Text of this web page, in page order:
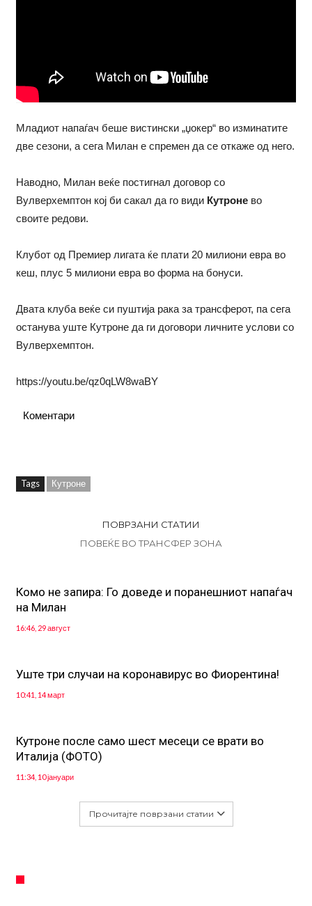
Младиот напаѓач беше вистински „џокер“ во изминатите
две сезони, а сега Милан е спремен да се откаже од него.
Наводно, Милан веќе постигнал договор со
Вулверхемптон кој би сакал да го види Кутронево
своите редови.
Клубот од Премиер лигата ќе плати 20 милиони евра во
кеш, плус 5 милиони евра во форма на бонуси.
Двата клуба веќе си пуштија рака за трансферот, па сега
останува уште Кутроне да ги договори личните услови со
Вулверхемптон.
https://youtu.be/qz0qLW8waBY
Коментари
Tags Кутроне
ПОВРЗАНИ СТАТИИ
ПОВЕЌЕ ВО ТРАНСФЕР ЗОНА
Комо не запира: Го доведе и поранешниот напаѓач
на Милан
16:46, 29 август
Уште три случаи на коронавирус во Фиорентина!
10:41, 14 март
Кутроне после само шест месеци се врати во
Италија (ФОТО)
11:34, 10 јануари
Прочитајте поврзани статии